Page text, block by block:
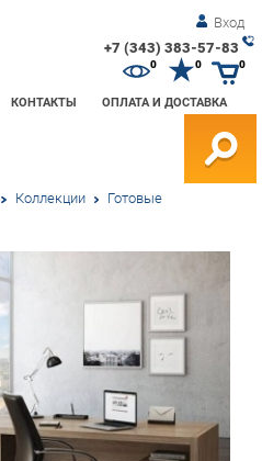
Вход
+7 (343) 383-57-83
КОНТАКТЫ ОПЛАТА И ДОСТАВКА
0 0
Коллекции Готовые